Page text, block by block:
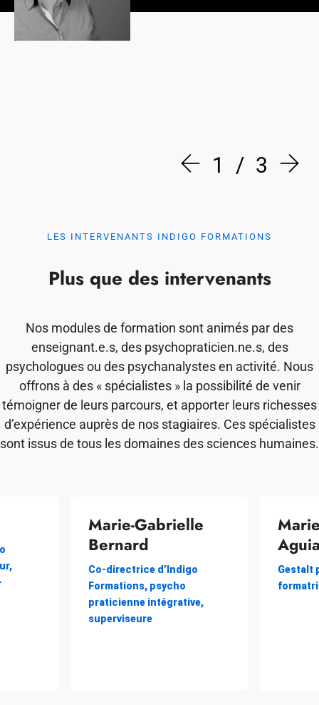
1 3
LES INTERVENANTS INDIGO FORMATIONS
Plus que des intervenants
Nos modules de formation sont animés par des
enseignant.e.s, des psychopraticien.ne.s, des
psychologues ou des psychanalystes en activité. Nous
offrons à des « spécialistes » la possibilité de venir
témoigner de leurs parcours, et apporter leurs richesses
d’expérience auprès de nos stagiaires. Ces spécialistes
sont issus de tous les domaines des sciences humaines.
Marie-Gabrielle
Bernard
Co-directrice d’Indigo
Formations, psycho
praticienne intégrative,
superviseure
Gestalt